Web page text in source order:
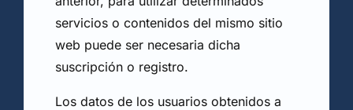
servicios o contenidos del mismo sitio
web puede ser necesaria dicha
suscripción o registro.
Los datos de los usuarios obtenidos a